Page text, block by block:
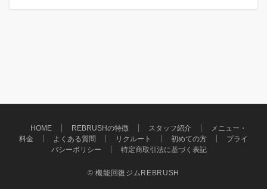
HOME REBRUSHの特徴 スタッフ紹介
メニュー・
料金
よくある質問 リクルート 初めての方
プライ
バシーポリシー
特定商取引法に基づく表記
© 機能回復ジムREBRUSH